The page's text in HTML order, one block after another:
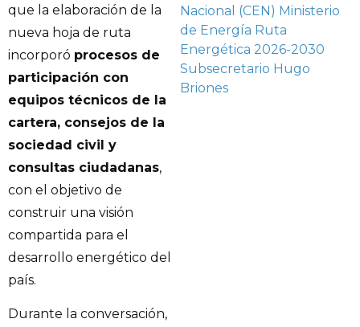
que la elaboración de la
nueva hoja de ruta
incorporó procesos de
participación con
equipos técnicos de la
cartera, consejos de la
sociedad civil y
consultas ciudadanas,
con el objetivo de
construir una visión
compartida para el
desarrollo energético del
país.
Durante la conversación,
Nacional (CEN) Ministerio
de Energía Ruta
Energética 2026-2030
Subsecretario Hugo
Briones